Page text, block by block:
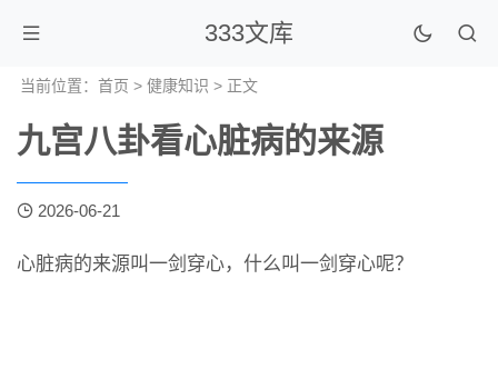
333文库
当前位置： 首页 > 健康知识 > 正文
九宫八卦看心脏病的来源
2026-06-21
心脏病的来源叫一剑穿心，什么叫一剑穿心呢？